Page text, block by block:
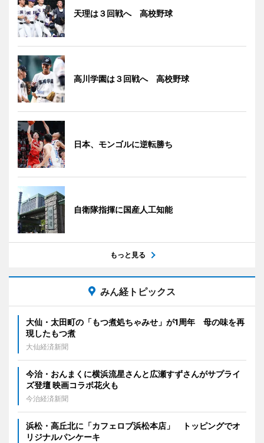
天理は３回戦へ 高校野球
高川学園は３回戦へ 高校野球
日本、モンゴルに逆転勝ち
自衛隊指揮に国産人工知能
もっと見る
みん経トピックス
大仙・太田町の「もつ煮処ちゃみせ」が1周年 母の味を再
現したもつ煮
大仙経済新聞
今治・おんまくに横浜流星さんと広瀬すずさんがサプライ
ズ登壇 映画コラボ花火も
今治経済新聞
浜松・高丘北に「カフェロブ浜松本店」 トッピングでオ
リジナルパンケーキ